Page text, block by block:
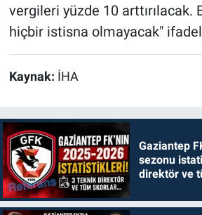
vergileri yüzde 10 arttırılacak.
hiçbir istisna olmayacak"
Kaynak: İHA
Gaziantep
sezonu
direktör ve